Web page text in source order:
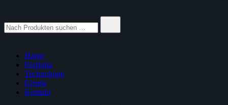
nach:
Home
Portfolio
Technologie
Events
Kontakt